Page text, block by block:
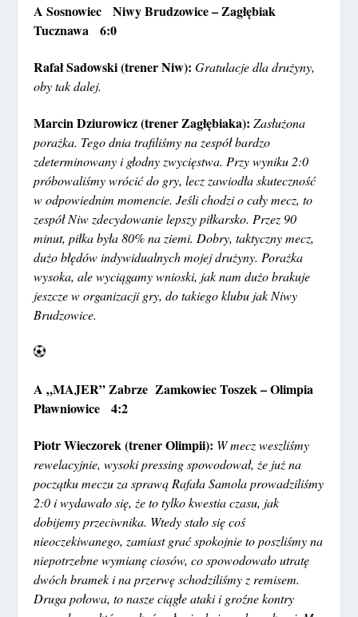
A Sosnowiec Niwy Brudzowice – Zagłębiak
Tucznawa 6:0
Rafał Sadowski (trener Niw):Gratulacje dla drużyny,
oby tak dalej.
Marcin Dziurowicz (trener Zagłębiaka):Zasłużona
porażka. Tego dnia trafiliśmy na zespół bardzo
zdeterminowany i głodny zwycięstwa. Przy wyniku 2:0
próbowaliśmy wrócić do gry, lecz zawiodła skuteczność
w odpowiednim momencie. Jeśli chodzi o cały mecz, to
zespół Niw zdecydowanie lepszy piłkarsko. Przez 90
minut, piłka była 80% na ziemi. Dobry, taktyczny mecz,
dużo błędów indywidualnych mojej drużyny. Porażka
wysoka, ale wyciągamy wnioski, jak nam dużo brakuje
jeszcze w organizacji gry, do takiego klubu jak Niwy
Brudzowice.
A „MAJER” Zabrze Zamkowiec Toszek – Olimpia
Pławniowice 4:2
Piotr Wieczorek (trener Olimpii): W mecz weszliśmy
rewelacyjnie, wysoki pressing spowodował, że już na
początku meczu za sprawą Rafała Samola prowadziliśmy
2:0 i wydawało się, że to tylko kwestia czasu, jak
dobijemy przeciwnika. Wtedy stało się coś
nieoczekiwanego, zamiast grać spokojnie to poszliśmy na
niepotrzebne wymianę ciosów, co spowodowało utratę
dwóch bramek i na przerwę schodziliśmy z remisem.
Druga połowa, to nasze ciągłe ataki i groźne kontry